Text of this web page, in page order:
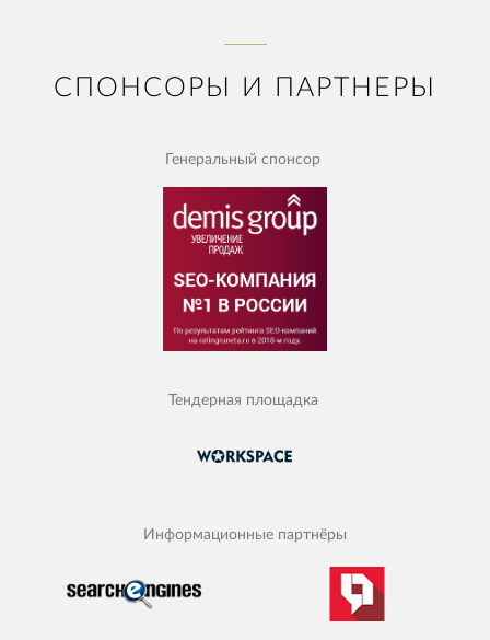
СПОНСОРЫ И ПАРТНЕРЫ
Генеральный спонсор
Тендерная площадка
Информационные партнёры